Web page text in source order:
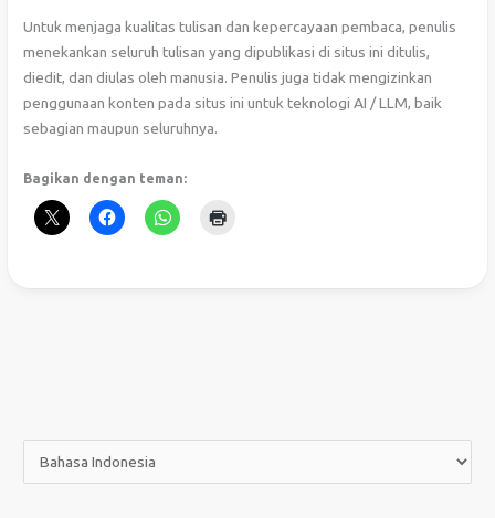
Untuk menjaga kualitas tulisan dan kepercayaan pembaca, penulis
menekankan seluruh tulisan yang dipublikasi di situs ini ditulis,
diedit, dan diulas oleh manusia. Penulis juga tidak mengizinkan
penggunaan konten pada situs ini untuk teknologi AI / LLM, baik
sebagian maupun seluruhnya.
Bagikan dengan teman: